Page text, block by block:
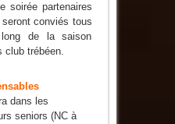
soirée partenaires
conviés tous
de la saison
club trébéen.
dans les
seniors (NC à